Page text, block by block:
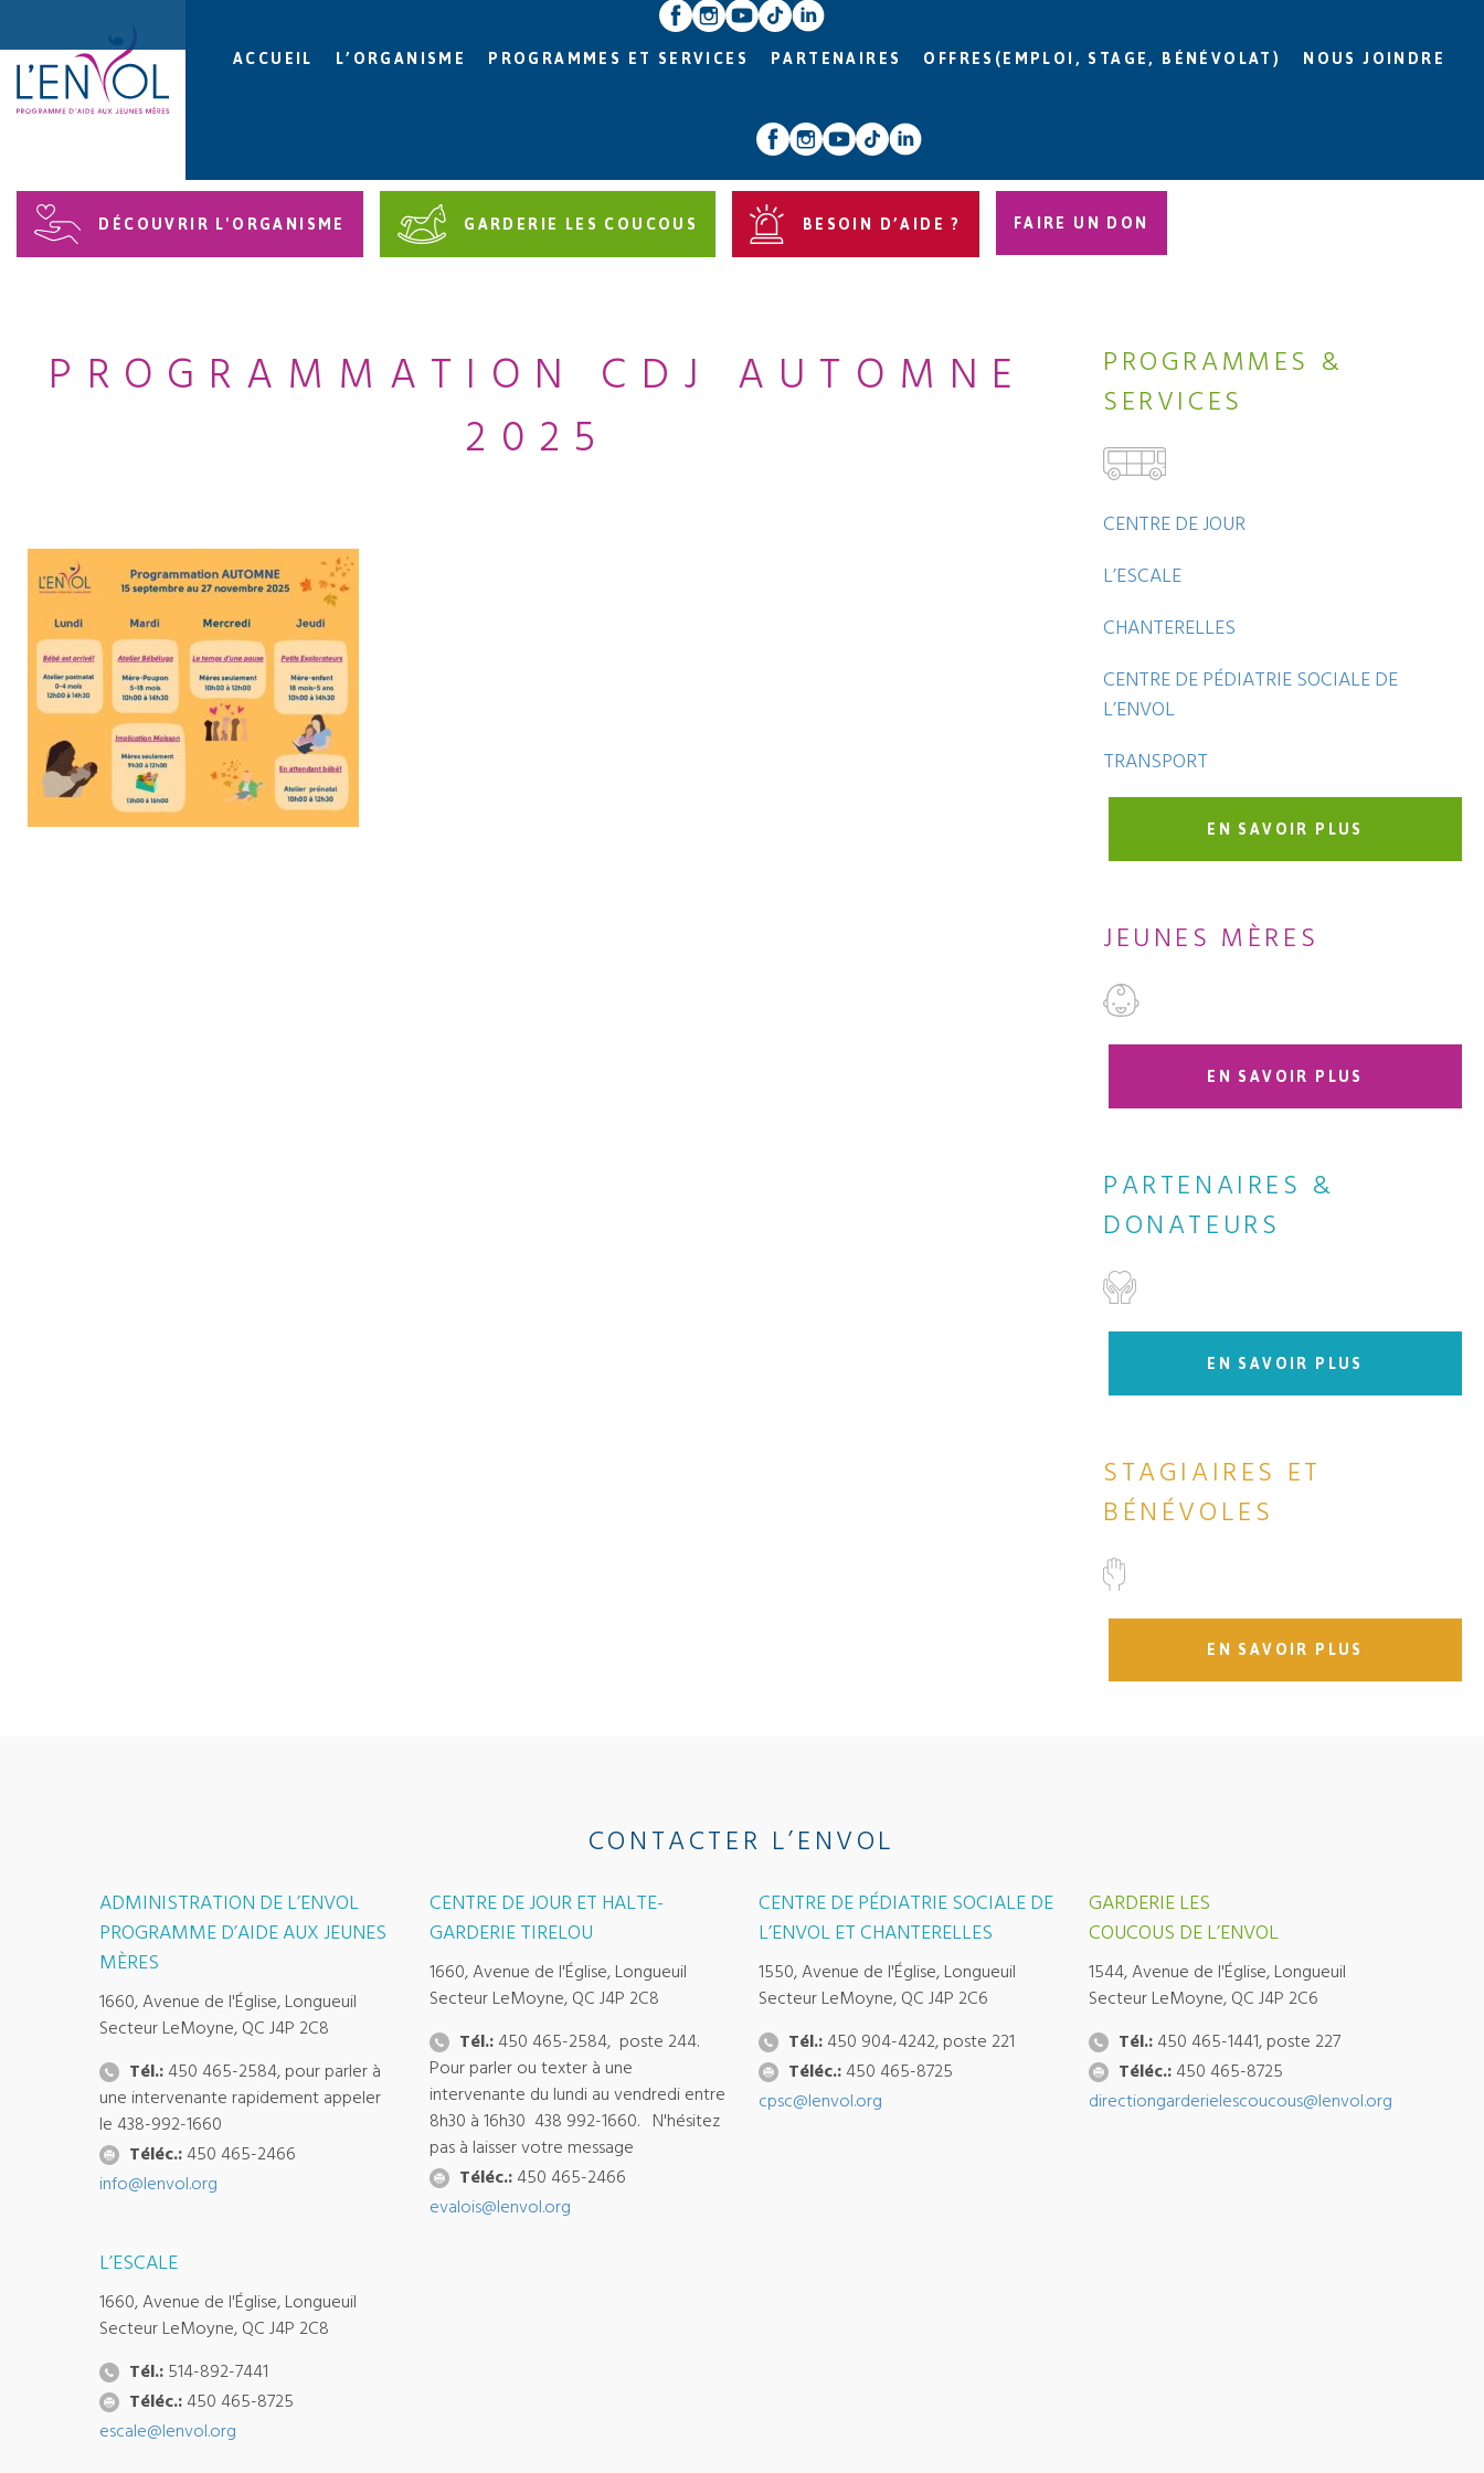
ACCUEIL L’ORGANISME PROGRAMMES ET SERVICES PARTENAIRES OFFRES(EMPLOI, STAGE, BÉNÉVOLAT) NOUS JOINDRE
DÉCOUVRIR L'ORGANISME GARDERIE LES COUCOUS BESOIN D’AIDE ? FAIRE UN DON
PROGRAMMATION CDJ AUTOMNE
2025
PROGRAMMES &
SERVICES
CENTRE DE JOUR
L’ESCALE
CHANTERELLES
CENTRE DE PÉDIATRIE SOCIALE DE
L’ENVOL
TRANSPORT
EN SAVOIR PLUS
JEUNES MÈRES
EN SAVOIR PLUS
PARTENAIRES &
DONATEURS
EN SAVOIR PLUS
STAGIAIRES ET
BÉNÉVOLES
EN SAVOIR PLUS
CONTACTER L’ENVOL
ADMINISTRATION DE L’ENVOL
PROGRAMME D’AIDE AUX JEUNES
MÈRES
1660, Avenue de l'Église, Longueuil
Secteur LeMoyne, QC J4P 2C8
Tél.: 450 465-2584, pour parler à
une intervenante rapidement appeler
le 438-992-1660
Téléc.: 450 465-2466
info@lenvol.org
CENTRE DE JOUR ET HALTE-
GARDERIE TIRELOU
1660, Avenue de l'Église, Longueuil
Secteur LeMoyne, QC J4P 2C8
Tél.:450 465-2584, poste 244.
Pour parler ou texter à une
intervenante du lundi au vendredi entre
8h30 à 16h30 438 992-1660. N'hésitez
pas à laisser votre message
Téléc.:450 465-2466
evalois@lenvol.org
CENTRE DE PÉDIATRIE SOCIALE DE
L’ENVOL ET CHANTERELLES
1550, Avenue de l'Église, Longueuil
Secteur LeMoyne, QC J4P 2C6
Tél.: 450 904-4242, poste 221
Téléc.: 450 465-8725
cpsc@lenvol.org
GARDERIE LES
COUCOUS DE L’ENVOL
1544, Avenue de l'Église, Longueuil
Secteur LeMoyne, QC J4P 2C6
Tél.:450 465-1441, poste 227
Téléc.:450 465-8725
directiongarderielescoucous@lenvol.org
L’ESCALE
1660, Avenue de l'Église, Longueuil
Secteur LeMoyne, QC J4P 2C8
Tél.: 514-892-7441
Téléc.: 450 465-8725
escale@lenvol.org